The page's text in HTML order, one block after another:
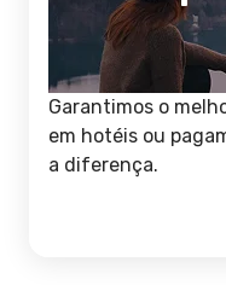
Garantimos o
em hotéis ou
a diferença.